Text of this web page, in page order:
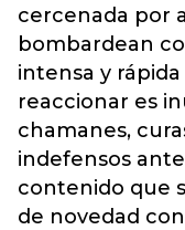
cercenada por
bombardean
intensa y
reaccionar es
chamanes,
indefensos
contenido que
de novedad